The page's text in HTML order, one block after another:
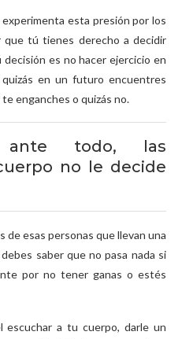
esta presión por los
que tú tienes derecho a decidir
es no hacer ejercicio en
en un futuro encuentres
enganches o quizás no.
ante todo, las
no le decide
esas personas que llevan una
saber que no pasa nada si
por no tener ganas o estés
a tu cuerpo, darle un